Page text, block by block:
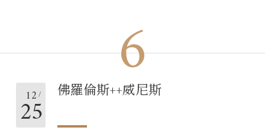
6
12
25
佛羅倫斯++威尼斯